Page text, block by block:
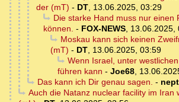
der (mT) - DT, 13.06.2025, 03:29
Die starke Hand muss nur einen
können. - FOX-NEWS, 13.06.2025,
Moskau kann sich keinen
(mT) - DT, 13.06.2025, 03:59
Wenn Israel, unter
führen kann - Joe68,
Das kann ich Dir genau sagen. -
Auch die Natanz nuclear facility im Iran